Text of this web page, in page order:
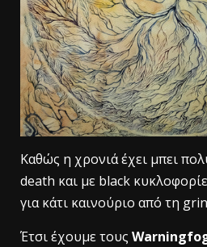
Καθώς η χρονιά έχει μπει
death και με black
για κάτι καινούριο από τη
Έτσι έχουμε τους